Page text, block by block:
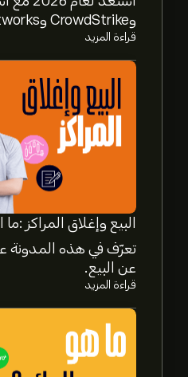
وCrowdStrike وArista Networks وAmphenol، من خلال تحليل خبراء eToro.
قراءة المزيد
البيع وإغلاق المراكز
تعرّف في هذه المدونة
عن البيع.
قراءة المزيد
سعر SMR.ASX الآن هو 2.410‎A$‎.